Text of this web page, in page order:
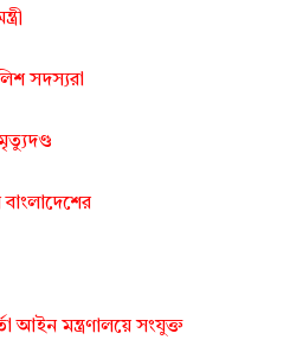
সদস্যরা
আইন মন্ত্রণালয়ে সংযুক্ত